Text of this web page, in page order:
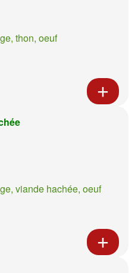
thon, oeuf
viande hachée, oeuf